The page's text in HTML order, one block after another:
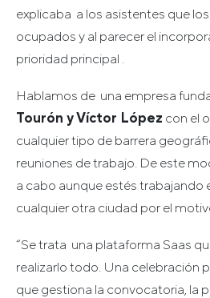
explicaba a los asistentes que
ocupados y al parecer el
prioridad principal .
Hablamos de una empresa
Tourón y Víctor López con el
cualquier tipo de barrera
reuniones de trabajo. De este
a cabo aunque estés trabajando
cualquier otra ciudad por el
“Se trata una plataforma Saas
realizarlo todo. Una celebración
que gestiona la convocatoria, la